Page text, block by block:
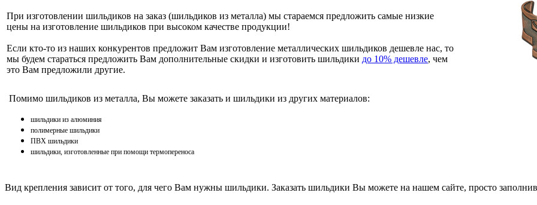
При изготовлении шильдиков на заказ (шильдиков из металла) мы стараемся предложить самые низкие
цены на изготовление шильдиков при высоком качестве продукции!
Если кто-то из наших конкурентов предложит Вам изготовление металлических шильдиков дешевле нас, то
мы будем стараться предложить Вам дополнительные скидки и изготовить шильдики до 10% дешевле, чем
это Вам предложили другие.
Помимо шильдиков из металла, Вы можете заказать и шильдики из других материалов:
шильдики из алюминия
полимерные шильдики
ПВХ шильдики
шильдики, изготовленные при помощи термопереноса
Вид крепления зависит от того, для чего Вам нужны шильдики. Заказать шильдики Вы можете на нашем сайте, просто